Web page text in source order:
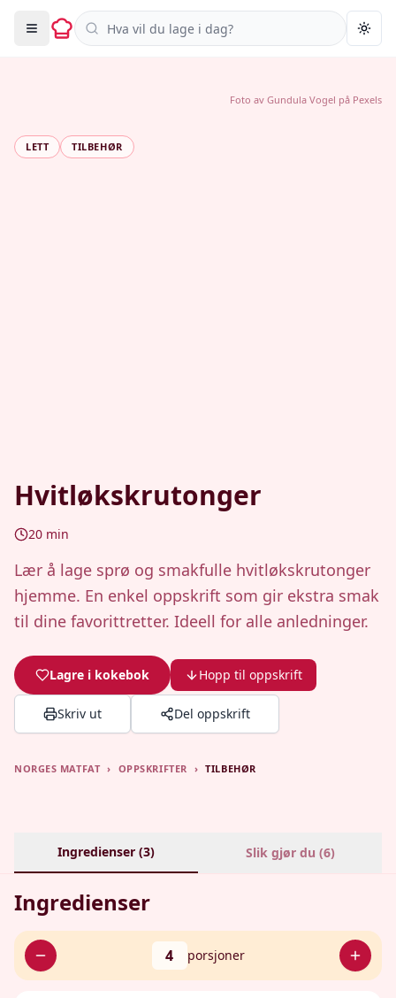
Søk i oppskrifter
LETT TILBEHØR
Hvitløkskrutonger
20 min
Lær å lage sprø og smakfulle hvitløkskrutonger
hjemme. En enkel oppskrift som gir ekstra smak
til dine favorittretter. Ideell for alle anledninger.
Lagre i kokebok Hopp til oppskrift
Skriv ut Del oppskrift
Foto av Gundula Vogel på Pexels
NORGES MATFAT › OPPSKRIFTER › TILBEHØR
Ingredienser (3) Slik gjør du (6)
Ingredienser
4 porsjoner